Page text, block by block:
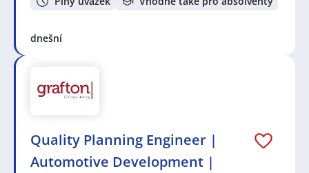
dnešní
Quality Planning Engineer |
Automotive Development |